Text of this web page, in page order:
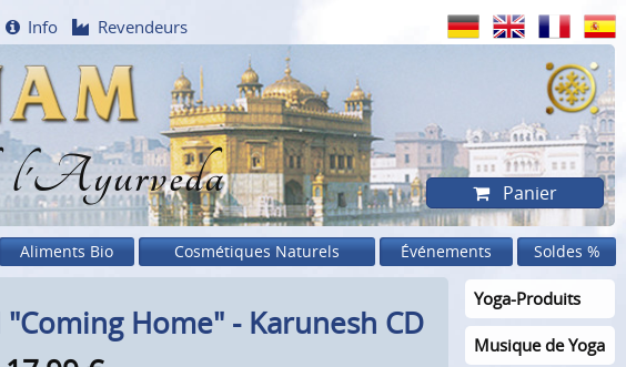
l'Ayurveda
Info Revendeurs
Panier
Aliments Bio Cosmétiques Naturels Événements Soldes %
Home" - Karunesh CD
Yoga-Produits
Musique de Yoga